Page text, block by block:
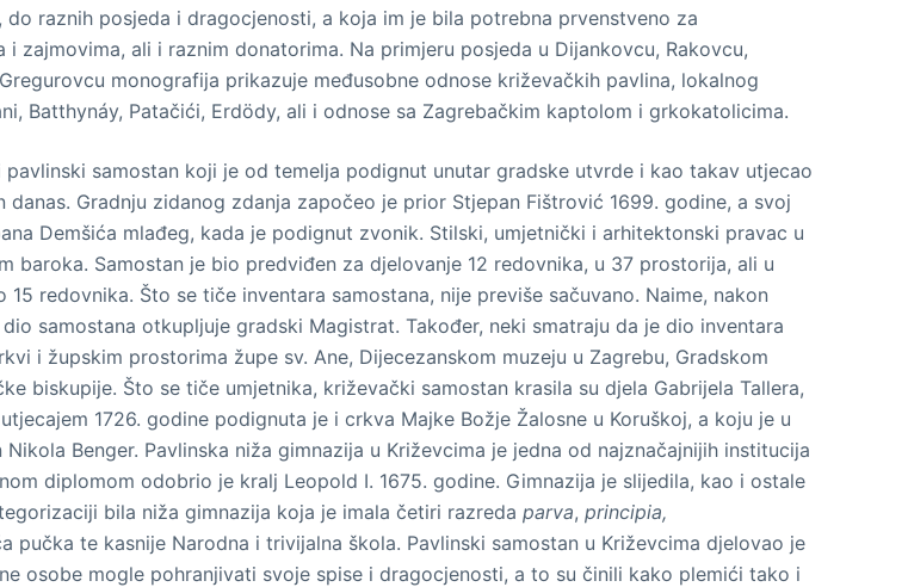
raznih posjeda i dragocjenosti, a koja im je bila potrebna prvenstveno za
zajmovima, ali i raznim donatorima. Na primjeru posjeda u Dijankovcu, Rakovcu,
monografija prikazuje međusobne odnose križevačkih pavlina, lokalnog
Batthynáy, Patačići, Erdödy, ali i odnose sa Zagrebačkim kaptolom i grkokatolicima.
samostan koji je od temelja podignut unutar gradske utvrde i kao takav utjecao
Gradnju zidanog zdanja započeo je prior Stjepan Fištrović 1699. godine, a svoj
Demšića mlađeg, kada je podignut zvonik. Stilski, umjetnički i arhitektonski pravac u
baroka. Samostan je bio predviđen za djelovanje 12 redovnika, u 37 prostorija, ali u
redovnika. Što se tiče inventara samostana, nije previše sačuvano. Naime, nakon
samostana otkupljuje gradski Magistrat. Također, neki smatraju da je dio inventara
i župskim prostorima župe sv. Ane, Dijecezanskom muzeju u Zagrebu, Gradskom
biskupije. Što se tiče umjetnika, križevački samostan krasila su djela Gabrijela Tallera,
1726. godine podignuta je i crkva Majke Božje Žalosne u Koruškoj, a koju je u
Benger. Pavlinska niža gimnazija u Križevcima je jedna od najznačajnijih institucija
diplomom odobrio je kralj Leopold I. 1675. godine. Gimnazija je slijedila, kao i ostale
bila niža gimnazija koja je imala četiri razredaparva,principia,
pučka te kasnije Narodna i trivijalna škola. Pavlinski samostan u Križevcima djelovao je
osobe mogle pohranjivati svoje spise i dragocjenosti, a to su činili kako plemići tako i